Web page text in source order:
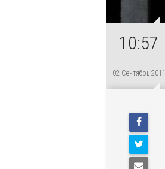
10:57
02 Сентябрь 2011